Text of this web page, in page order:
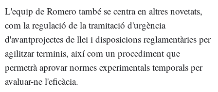
L'equip de Romero també se centra en altres novetats,
com la regulació de la tramitació d'urgència
d'avantprojectes de llei i disposicions reglamentàries per
agilitzar terminis, així com un procediment que
permetrà aprovar normes experimentals temporals per
avaluar-ne l'eficàcia.